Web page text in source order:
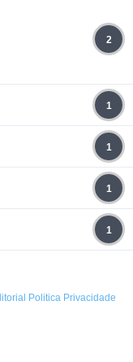
2
1
1
1
1
Politica Privacidade